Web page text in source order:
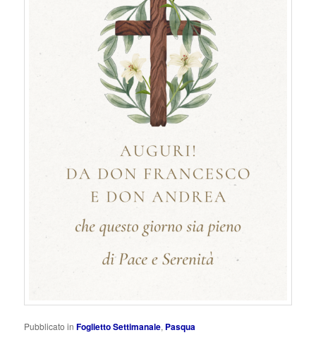
Pubblicato in Foglietto Settimanale, Pasqua